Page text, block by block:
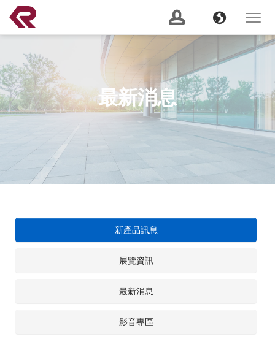
南俊國際股份有限公司 。 REPON SLIDES
Navigation
Toggle
最新消息
產品資訊
CSR
聯絡我們
投資人專區
Language
建議關鍵字： Soft Close Server Slide 200 lbs Push to Open
Heavy
Duty
Lock Out 2 Way
Banner
最新消息
新產品訊息
展覽資訊
最新消息
影音專區